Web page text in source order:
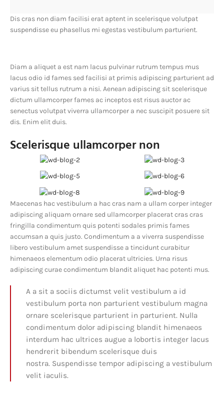
Dis cras non diam facilisi erat aptent in scelerisque volutpat
suspendisse eu phasellus mi egestas vestibulum parturient.
Diam a aliquet a est nam lacus pulvinar rutrum tempus mus
lacus odio id fames sed facilisi at primis adipiscing parturient ad
varius sit tellus rutrum a nisi. Aenean adipiscing sit scelerisque
dictum ullamcorper fames ac inceptos est risus auctor ac
senectus volutpat viverra ullamcorper a nec suscipit posuere sit
dis. Enim elit duis.
Scelerisque ullamcorper non
Maecenas hac vestibulum a hac cras nam a ullam corper integer
adipiscing aliquam ornare sed ullamcorper placerat cras cras
fringilla condimentum quis potenti sodales primis fames
accumsan a quis justo. Condimentum a a viverra suspendisse
libero vestibulum amet suspendisse a tincidunt curabitur
himenaeos elementum odio placerat ultricies. Urna risus
adipiscing curae condimentum blandit aliquet hac potenti mus.
A a sit a sociis dictumst velit vestibulum a id
vestibulum porta non parturient vestibulum magna
ornare scelerisque parturient in parturient. Nulla
condimentum dolor adipiscing blandit himenaeos
interdum hac ultrices augue a lobortis integer lacus
hendrerit bibendum scelerisque duis
nostra. Suspendisse tempor adipiscing a vestibulum
velit iaculis.